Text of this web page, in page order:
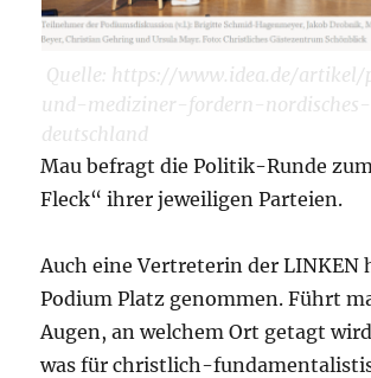
Quelle: https://www.idea.de/artikel/
und-mediziner-fordern-
deutschland
Mau befragt die Politik-Runde
Fleck“ ihrer jeweiligen Parteien.
Auch eine Vertreterin der LINKEN
Podium Platz genommen. Führt
Augen, an welchem Ort getagt
was für christlich-